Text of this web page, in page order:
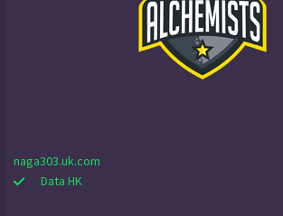
naga303.uk.com
Data HK